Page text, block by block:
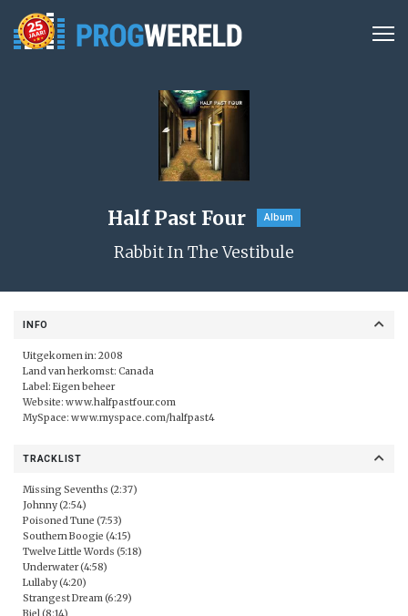
Half Past Four Album
Rabbit In The Vestibule
INFO
Uitgekomen in: 2008
Land van herkomst: Canada
Label: Eigen beheer
Website: www.halfpastfour.com
MySpace: www.myspace.com/halfpast4
TRACKLIST
Missing Sevenths (2:37)
Johnny (2:54)
Poisoned Tune (7:53)
Southern Boogie (4:15)
Twelve Little Words (5:18)
Underwater (4:58)
Lullaby (4:20)
Strangest Dream (6:29)
Biel (8:14)